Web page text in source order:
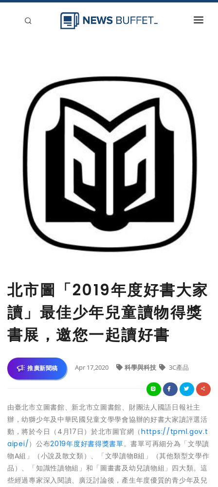
刊登
北市圖「2019年度好書大家
讀」最佳少年兒童讀物得獎
書展，邀您一起讀好書
推廣新聞稿 Apr 17,2020 科學與科技 3C產品
由臺北市立圖書館、新北市立圖書館、財團法人國語日報社主
辦，幼獅少年及中華民國兒童文學學會協辦的好書大家讀評選活
動，將於今日（4月17日）於北市圖官網（https://tpml.gov.t
aipei/）公布2019年度好書得獎書單。書單可再細分為「文學讀
物A組」（小說及散文類）、「文學讀物B組」（其他類型文學作
品）、「知識性讀物組」和「圖畫書及幼兒讀物組」四大類。這
些經過專家深入閱讀、廣泛討論後，產生年度優質的青少年及兒